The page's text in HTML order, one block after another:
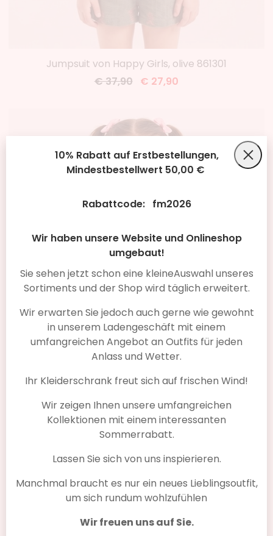
Jumpsuit von Happy Girls, olive 861301
€ 37,90
€ 27,90
Losan Kleid mit Blumenmuster 318-7794AL
€ 34,90
€ 24,90
10% Rabatt auf Erstbestellungen,
Mindestbestellwert 50,00 €
Rabattcode: fm2026
Wir haben unsere Website und Onlineshop
umgebaut!
Sie sehen jetzt schon eine kleineAuswahl unseres
Sortiments und der Shop wird täglich erweitert.
Wir erwarten Sie jedoch auch gerne wie gewohnt
in unserem Ladengeschäft mit einem
umfangreichen Angebot an Outfits für jeden
Anlass und Wetter.
Ihr Kleiderschrank freut sich auf frischen Wind!
Wir zeigen Ihnen unsere umfangreichen
Kollektionen mit einem interessanten
Sommerrabatt.
Lassen Sie sich von uns inspierieren.
Manchmal braucht es nur ein neues Lieblingsoutfit,
um sich rundum wohlzufühlen
Wir freuen uns auf Sie.